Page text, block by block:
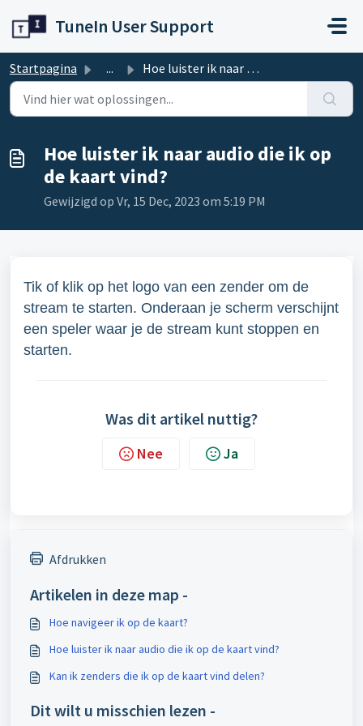
TuneIn User Support
Startpagina ... Hoe luister ik naar audio die ik op de kaart vind?
Hoe luister ik naar audio die ik op
de kaart vind?
Gewijzigd op Vr, 15 Dec, 2023 om 5:19 PM
Tik of klik op het logo van een zender om de
stream te starten. Onderaan je scherm verschijnt
een speler waar je de stream kunt stoppen en
starten.
Was dit artikel nuttig?
Nee Ja
Afdrukken
Artikelen in deze map -
Hoe navigeer ik op de kaart?
Hoe luister ik naar audio die ik op de kaart vind?
Kan ik zenders die ik op de kaart vind delen?
Dit wilt u misschien lezen -